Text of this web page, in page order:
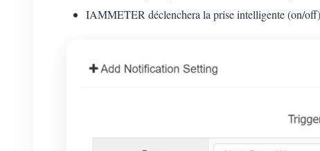
IAMMETER déclenchera la prise intelligente (on/